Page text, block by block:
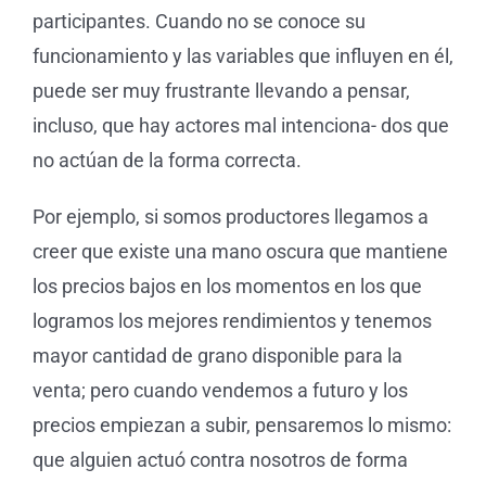
participantes. Cuando no se conoce su
funcionamiento y las variables que influyen en él,
puede ser muy frustrante llevando a pensar,
incluso, que hay actores mal intenciona- dos que
no actúan de la forma correcta.
Por ejemplo, si somos productores llegamos a
creer que existe una mano oscura que mantiene
los precios bajos en los momentos en los que
logramos los mejores rendimientos y tenemos
mayor cantidad de grano disponible para la
venta; pero cuando vendemos a futuro y los
precios empiezan a subir, pensaremos lo mismo:
que alguien actuó contra nosotros de forma